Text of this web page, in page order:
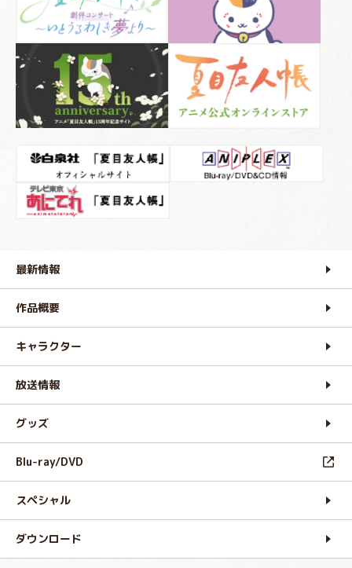
最新情報
作品概要
キャラクター
放送情報
グッズ
Blu-ray/DVD
スペシャル
ダウンロード